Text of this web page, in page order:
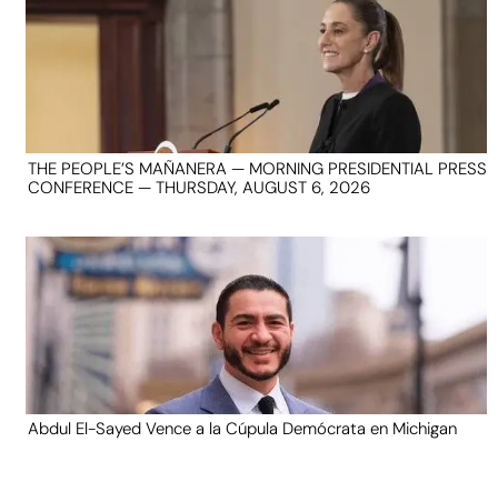
THE PEOPLE’S MAÑANERA — MORNING PRESIDENTIAL PRESS
CONFERENCE — THURSDAY, AUGUST 6, 2026
Abdul El-Sayed Vence a la Cúpula Demócrata en Michigan